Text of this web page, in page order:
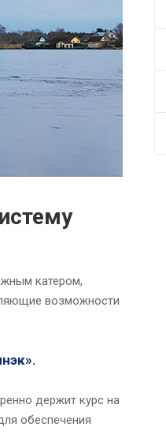
катером,
возможности
держит курс на
обеспечения